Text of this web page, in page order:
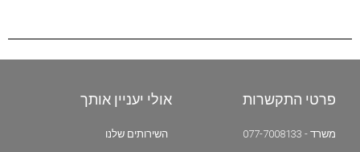
פרטי התקשרות
משרד - 077-7008133
אולי יעניין אותך
השירותים שלנו